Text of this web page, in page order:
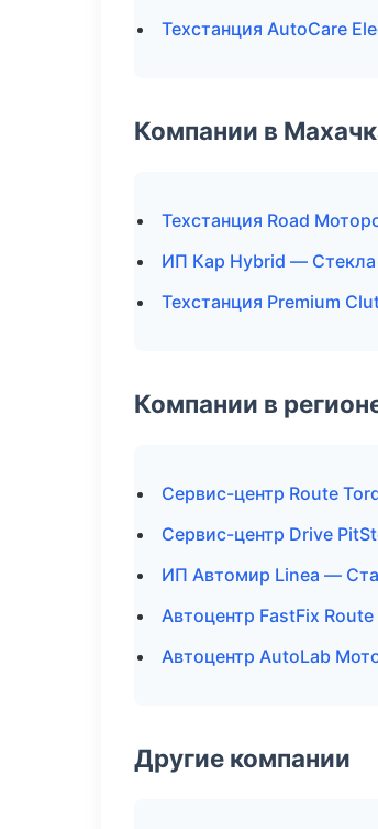
Техстанция AutoCare
Компании в
Техстанция Road
ИП Кар Hybrid — Стекла
Техстанция Premium
Компании в
Сервис-центр Route
Сервис-центр Drive
ИП Автомир Linea —
Автоцентр FastFix
Автоцентр AutoLab
Другие компании